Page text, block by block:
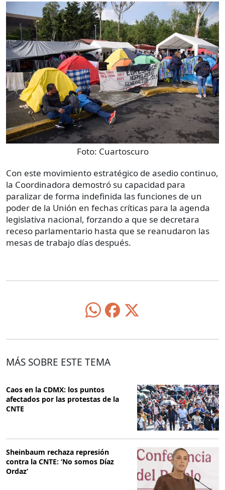
Foto: Cuartoscuro
Con este movimiento estratégico de asedio continuo,
la Coordinadora demostró su capacidad para
paralizar de forma indefinida las funciones de un
poder de la Unión en fechas críticas para la agenda
legislativa nacional, forzando a que se decretara
receso parlamentario hasta que se reanudaron las
mesas de trabajo días después.
MÁS SOBRE ESTE TEMA
Caos en la CDMX: los puntos
afectados por las protestas de la
CNTE
Sheinbaum rechaza represión
contra la CNTE: ‘No somos Díaz
Ordaz’